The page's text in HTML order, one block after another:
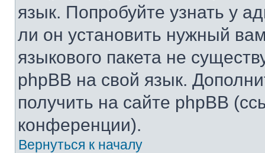
язык. Попробуйте узнать у
ли он установить нужный
языкового пакета не
phpBB на свой язык.
получить на сайте phpBB
конференции).
Вернуться к началу